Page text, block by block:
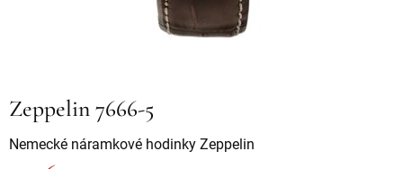
Zeppelin 7666-5
Nemecké náramkové hodinky Zeppelin